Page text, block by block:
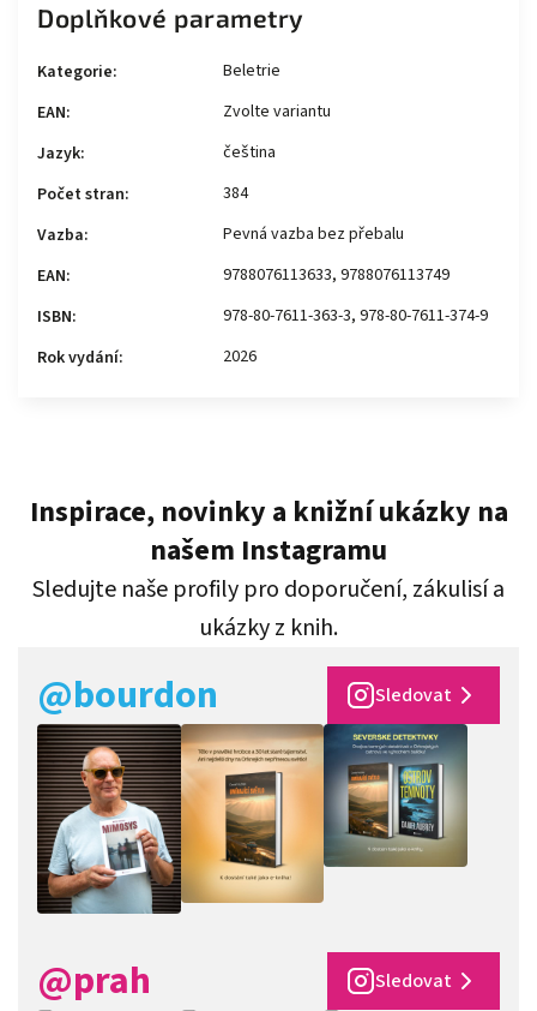
Doplňkové parametry
Kategorie:
Beletrie
EAN:
Zvolte variantu
Jazyk:
čeština
Počet stran:
384
Vazba:
Pevná vazba bez přebalu
EAN:
9788076113633, 9788076113749
ISBN:
978-80-7611-363-3, 978-80-7611-374-9
Rok vydání: 2026
Inspirace, novinky a knižní ukázky na
našem Instagramu
Sledujte naše profily pro doporučení, zákulisí a
ukázky z knih.
@bourdon Sledovat
@prah Sledovat